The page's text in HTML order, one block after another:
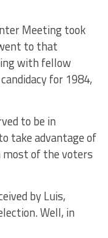
Meeting took
to that
with fellow
for 1984,
to be in
take advantage of
of the voters
by Luis,
Well, in